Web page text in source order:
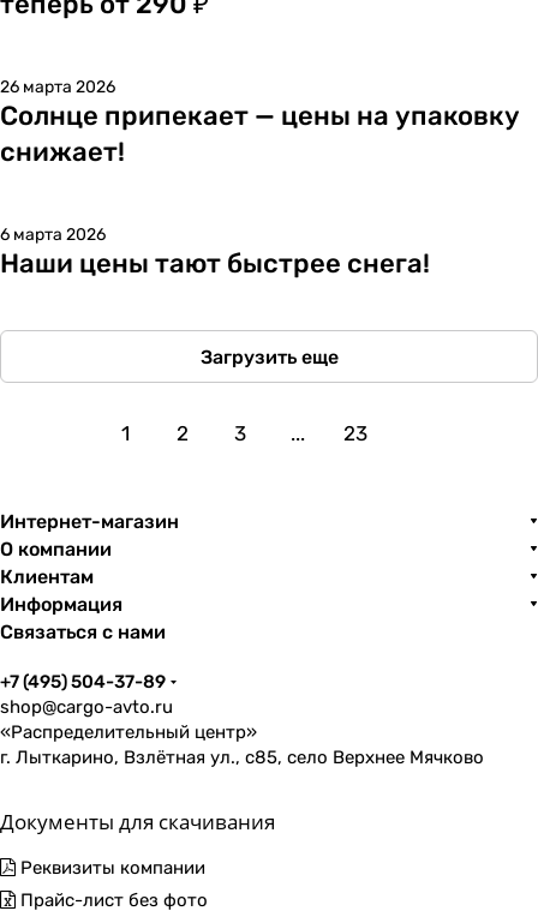
26 марта 2026
Солнце припекает — цены на упаковку
снижает!
6 марта 2026
Наши цены тают быстрее снега!
Загрузить еще
1 2 3 ... 23
Интернет-магазин
О компании
Клиентам
Информация
Связаться с нами
+7 (495) 504-37-89
shop@cargo-avto.ru
«Распределительный центр»
г. Лыткарино, Взлётная ул., с85, село Верхнее Мячково
Документы для скачивания
Реквизиты компании
Прайс-лист без фото